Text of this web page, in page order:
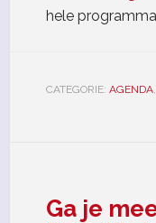
hele
CATEGORIE: AGENDA,
Ga je